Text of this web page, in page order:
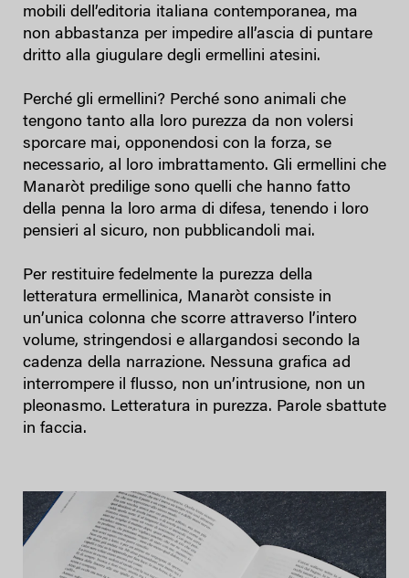
mobili dell’editoria italiana contemporanea, ma
non abbastanza per impedire all’ascia di puntare
dritto alla giugulare degli ermellini atesini.
Perché gli ermellini? Perché sono animali che
tengono tanto alla loro purezza da non volersi
sporcare mai, opponendosi con la forza, se
necessario, al loro imbrattamento. Gli ermellini che
Manaròt predilige sono quelli che hanno fatto
della penna la loro arma di difesa, tenendo i loro
pensieri al sicuro, non pubblicandoli mai.
Per restituire fedelmente la purezza della
letteratura ermellinica, Manaròt consiste in
un’unica colonna che scorre attraverso l’intero
volume, stringendosi e allargandosi secondo la
cadenza della narrazione. Nessuna grafica ad
interrompere il flusso, non un’intrusione, non un
pleonasmo. Letteratura in purezza. Parole sbattute
in faccia.